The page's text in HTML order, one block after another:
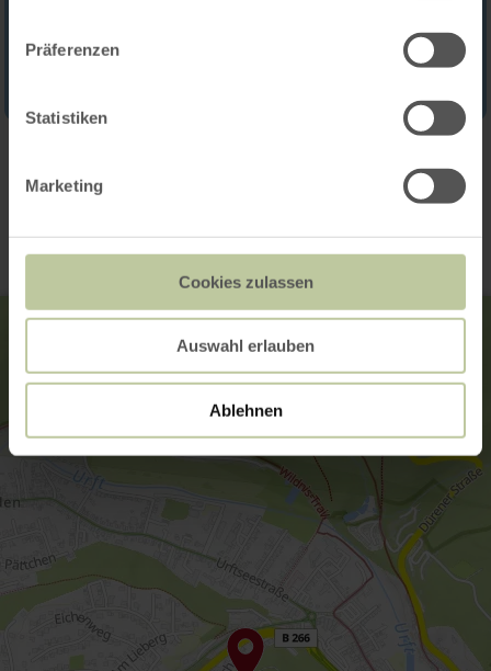
Präferenzen
Statistiken
Marketing
Cookies zulassen
Auswahl erlauben
Ablehnen
Contact